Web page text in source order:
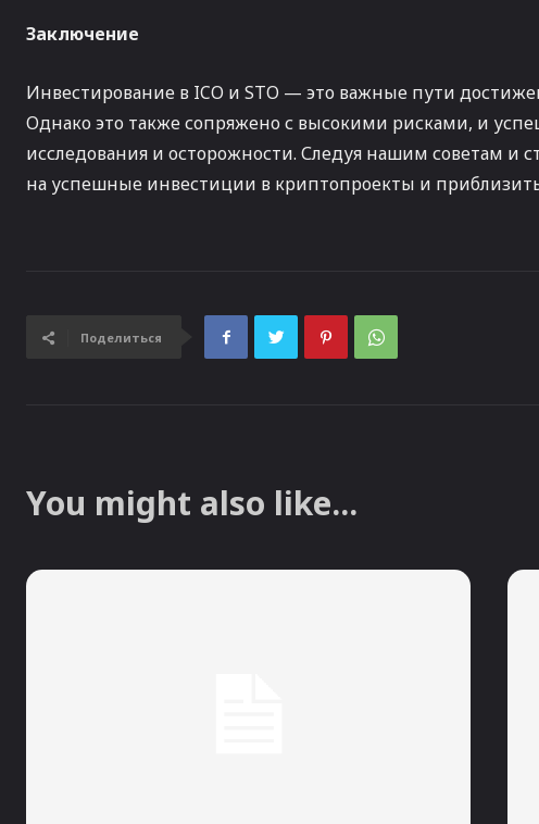
Заключение
Инвестирование в ICO и STO — это важные пути
Однако это также сопряжено с высокими рисками, и
исследования и осторожности. Следуя нашим советам и
на успешные инвестиции в криптопроекты и
Поделиться
You might also like...